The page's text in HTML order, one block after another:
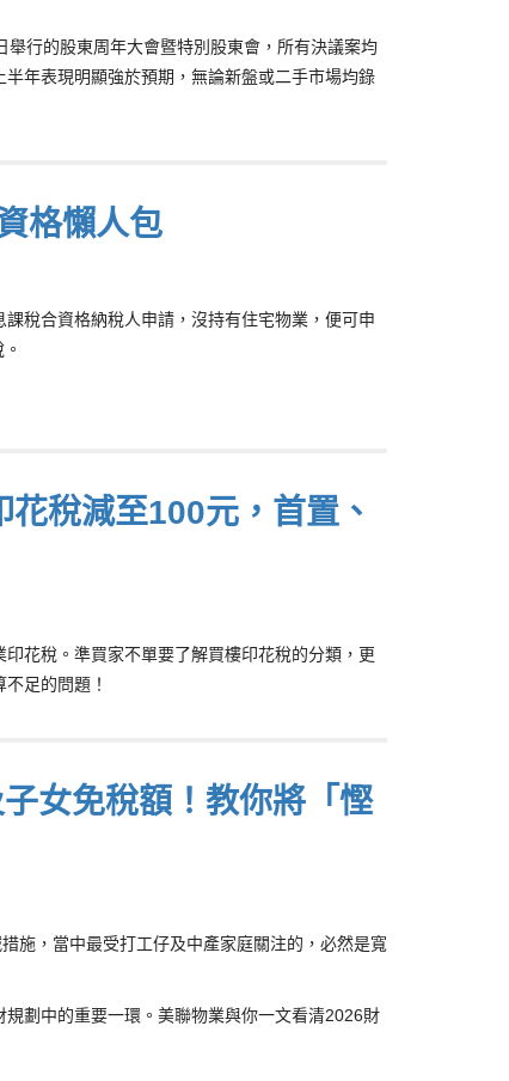
行的股東周年大會暨特別股東會，所有決議案均
年表現明顯強於預期，無論新盤或二手市場均錄
格懶人包
稅合資格納稅人申請，沒持有住宅物業，便可申
花稅減至100元，首置、
花稅。準買家不單要了解買樓印花稅的分類，更
足的問題！
女免稅額！教你將「慳
施，當中最受打工仔及中產家庭關注的，必然是寬
劃中的重要一環。美聯物業與你一文看清2026財